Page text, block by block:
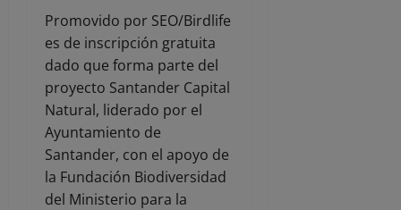
Promovido por SEO/Birdlife
es de inscripción gratuita
dado que forma parte del
proyecto Santander Capital
Natural, liderado por el
Ayuntamiento de
Santander, con el apoyo de
la Fundación Biodiversidad
del Ministerio para la